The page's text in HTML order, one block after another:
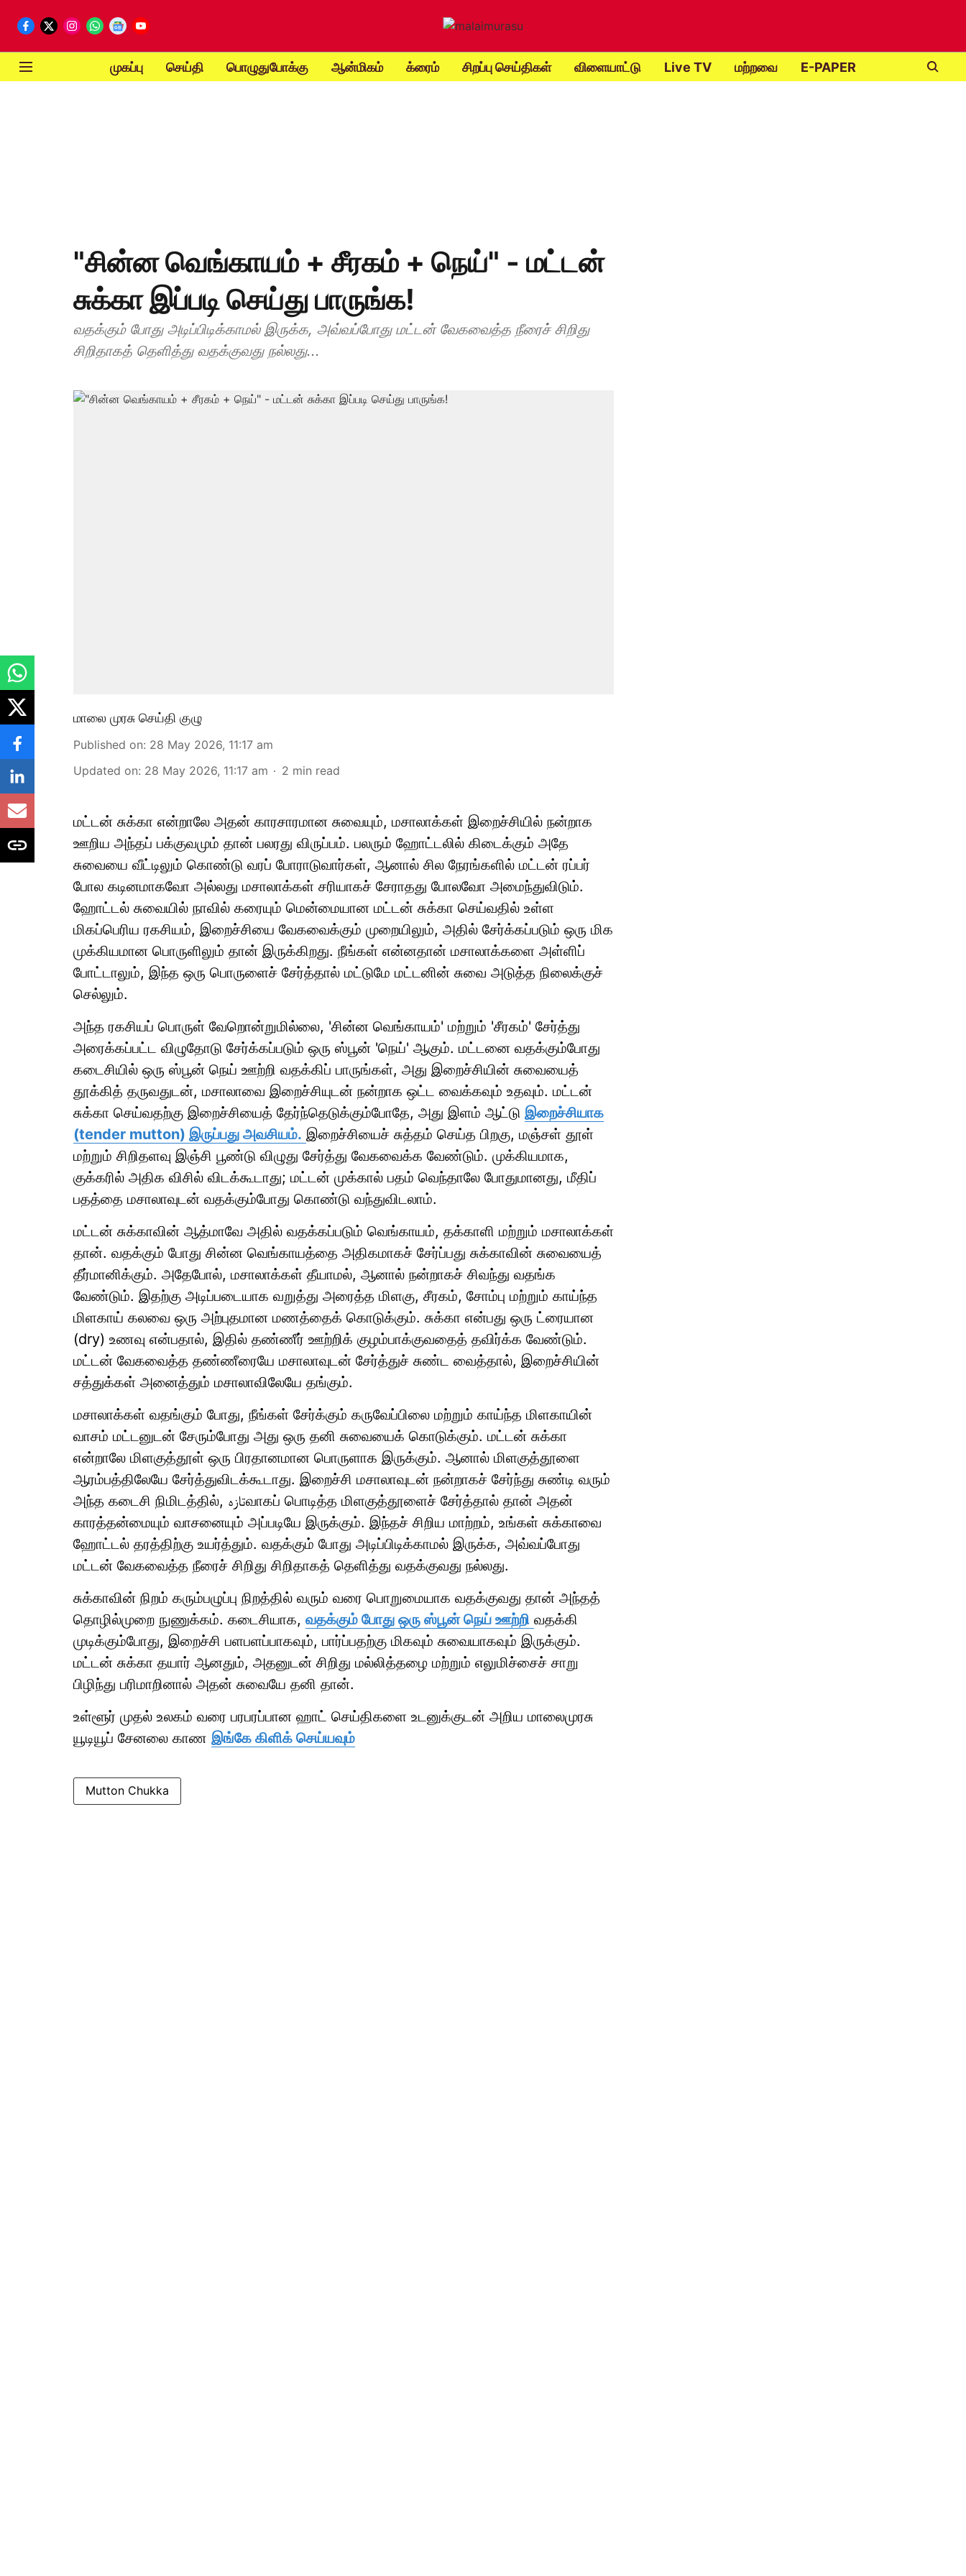
முகப்பு செய்தி பொழுதுபோக்கு ஆன்மிகம் க்ரைம் சிறப்பு செய்திகள் விளையாட்டு Live TV மற்றவை E-PAPER
"சின்ன வெங்காயம் + சீரகம் + நெய்" - மட்டன்
சுக்கா இப்படி செய்து பாருங்க!
வதக்கும் போது அடிப்பிடிக்காமல் இருக்க, அவ்வப்போது மட்டன் வேகவைத்த நீரைச் சிறிது
சிறிதாகத் தெளித்து வதக்குவது நல்லது...
மாலை முரசு செய்தி குழு
Published on: 28 May 2026, 11:17 am
Updated on: 28 May 2026, 11:17 am 2 min read
மட்டன் சுக்கா என்றாலே அதன் காரசாரமான சுவையும், மசாலாக்கள் இறைச்சியில் நன்றாக
ஊறிய அந்தப் பக்குவமும் தான் பலரது விருப்பம். பலரும் ஹோட்டலில் கிடைக்கும் அதே
சுவையை வீட்டிலும் கொண்டு வரப் போராடுவார்கள், ஆனால் சில நேரங்களில் மட்டன் ரப்பர்
போல கடினமாகவோ அல்லது மசாலாக்கள் சரியாகச் சேராதது போலவோ அமைந்துவிடும்.
ஹோட்டல் சுவையில் நாவில் கரையும் மென்மையான மட்டன் சுக்கா செய்வதில் உள்ள
மிகப்பெரிய ரகசியம், இறைச்சியை வேகவைக்கும் முறையிலும், அதில் சேர்க்கப்படும் ஒரு மிக
முக்கியமான பொருளிலும் தான் இருக்கிறது. நீங்கள் என்னதான் மசாலாக்களை அள்ளிப்
போட்டாலும், இந்த ஒரு பொருளைச் சேர்த்தால் மட்டுமே மட்டனின் சுவை அடுத்த நிலைக்குச்
செல்லும்.
அந்த ரகசியப் பொருள் வேறொன்றுமில்லை, 'சின்ன வெங்காயம்' மற்றும் 'சீரகம்' சேர்த்து
அரைக்கப்பட்ட விழுதோடு சேர்க்கப்படும் ஒரு ஸ்பூன் 'நெய்' ஆகும். மட்டனை வதக்கும்போது
கடைசியில் ஒரு ஸ்பூன் நெய் ஊற்றி வதக்கிப் பாருங்கள், அது இறைச்சியின் சுவையைத்
தூக்கித் தருவதுடன், மசாலாவை இறைச்சியுடன் நன்றாக ஒட்ட வைக்கவும் உதவும். மட்டன்
சுக்கா செய்வதற்கு இறைச்சியைத் தேர்ந்தெடுக்கும்போதே, அது இளம் ஆட்டு இறைச்சியாக
(tender mutton) இருப்பது அவசியம். இறைச்சியைச் சுத்தம் செய்த பிறகு, மஞ்சள் தூள்
மற்றும் சிறிதளவு இஞ்சி பூண்டு விழுது சேர்த்து வேகவைக்க வேண்டும். முக்கியமாக,
குக்கரில் அதிக விசில் விடக்கூடாது; மட்டன் முக்கால் பதம் வெந்தாலே போதுமானது, மீதிப்
பதத்தை மசாலாவுடன் வதக்கும்போது கொண்டு வந்துவிடலாம்.
மட்டன் சுக்காவின் ஆத்மாவே அதில் வதக்கப்படும் வெங்காயம், தக்காளி மற்றும் மசாலாக்கள்
தான். வதக்கும் போது சின்ன வெங்காயத்தை அதிகமாகச் சேர்ப்பது சுக்காவின் சுவையைத்
தீர்மானிக்கும். அதேபோல், மசாலாக்கள் தீயாமல், ஆனால் நன்றாகச் சிவந்து வதங்க
வேண்டும். இதற்கு அடிப்படையாக வறுத்து அரைத்த மிளகு, சீரகம், சோம்பு மற்றும் காய்ந்த
மிளகாய் கலவை ஒரு அற்புதமான மணத்தைக் கொடுக்கும். சுக்கா என்பது ஒரு ட்ரையான
(dry) உணவு என்பதால், இதில் தண்ணீர் ஊற்றிக் குழம்பாக்குவதைத் தவிர்க்க வேண்டும்.
மட்டன் வேகவைத்த தண்ணீரையே மசாலாவுடன் சேர்த்துச் சுண்ட வைத்தால், இறைச்சியின்
சத்துக்கள் அனைத்தும் மசாலாவிலேயே தங்கும்.
மசாலாக்கள் வதங்கும் போது, நீங்கள் சேர்க்கும் கருவேப்பிலை மற்றும் காய்ந்த மிளகாயின்
வாசம் மட்டனுடன் சேரும்போது அது ஒரு தனி சுவையைக் கொடுக்கும். மட்டன் சுக்கா
என்றாலே மிளகுத்தூள் ஒரு பிரதானமான பொருளாக இருக்கும். ஆனால் மிளகுத்தூளை
ஆரம்பத்திலேயே சேர்த்துவிடக்கூடாது. இறைச்சி மசாலாவுடன் நன்றாகச் சேர்ந்து சுண்டி வரும்
அந்த கடைசி நிமிடத்தில், تازہவாகப் பொடித்த மிளகுத்தூளைச் சேர்த்தால் தான் அதன்
காரத்தன்மையும் வாசனையும் அப்படியே இருக்கும். இந்தச் சிறிய மாற்றம், உங்கள் சுக்காவை
ஹோட்டல் தரத்திற்கு உயர்த்தும். வதக்கும் போது அடிப்பிடிக்காமல் இருக்க, அவ்வப்போது
மட்டன் வேகவைத்த நீரைச் சிறிது சிறிதாகத் தெளித்து வதக்குவது நல்லது.
சுக்காவின் நிறம் கரும்பழுப்பு நிறத்தில் வரும் வரை பொறுமையாக வதக்குவது தான் அந்தத்
தொழில்முறை நுணுக்கம். கடைசியாக, வதக்கும் போது ஒரு ஸ்பூன் நெய் ஊற்றி வதக்கி
முடிக்கும்போது, இறைச்சி பளபளப்பாகவும், பார்ப்பதற்கு மிகவும் சுவையாகவும் இருக்கும்.
மட்டன் சுக்கா தயார் ஆனதும், அதனுடன் சிறிது மல்லித்தழை மற்றும் எலுமிச்சைச் சாறு
பிழிந்து பரிமாறினால் அதன் சுவையே தனி தான்.
உள்ளூர் முதல் உலகம் வரை பரபரப்பான ஹாட் செய்திகளை உடனுக்குடன் அறிய மாலைமுரசு
யூடியூப் சேனலை காண இங்கே கிளிக் செய்யவும்
Mutton Chukka